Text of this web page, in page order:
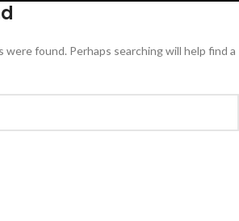
found. Perhaps searching will help find a